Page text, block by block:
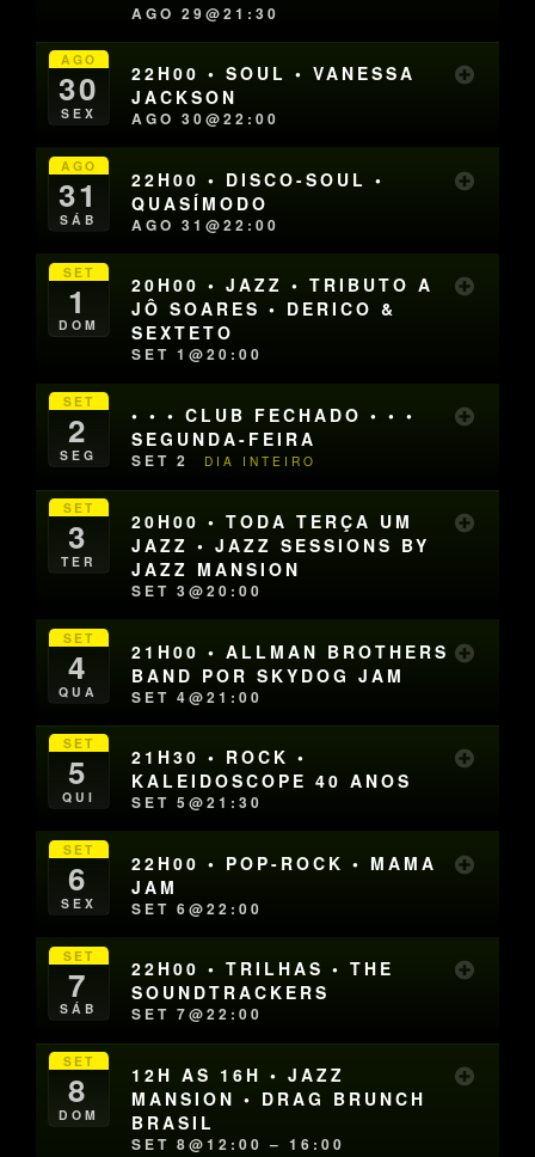
AGO 29@21:30
AGO
30
SEX
22H00 • SOUL • VANESSA
JACKSON
AGO 30@22:00
AGO
31
SÁB
22H00 • DISCO-SOUL •
QUASÍMODO
AGO 31@22:00
SET
1
DOM
20H00 • JAZZ • TRIBUTO A
JÔ SOARES • DERICO &
SEXTETO
SET 1@20:00
SET
2
SEG
• • • CLUB FECHADO • • •
SEGUNDA-FEIRA
SET 2 DIA INTEIRO
SET
3
TER
20H00 • TODA TERÇA UM
JAZZ • JAZZ SESSIONS BY
JAZZ MANSION
SET 3@20:00
SET
4
QUA
21H00 • ALLMAN BROTHERS
BAND POR SKYDOG JAM
SET 4@21:00
SET
5
QUI
21H30 • ROCK •
KALEIDOSCOPE 40 ANOS
SET 5@21:30
SET
6
SEX
22H00 • POP-ROCK • MAMA
JAM
SET 6@22:00
SET
7
SÁB
22H00 • TRILHAS • THE
SOUNDTRACKERS
SET 7@22:00
SET
8
DOM
12H AS 16H • JAZZ
MANSION • DRAG BRUNCH
BRASIL
SET 8@12:00 – 16:00